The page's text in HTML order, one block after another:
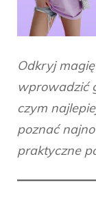
Odkryj
wprowadzić
czym
poznać
praktyczne